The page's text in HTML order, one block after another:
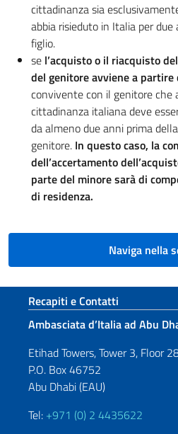
cittadinanza sia
abbia risieduto in Italia per
figlio.
se l’acquisto o il riacquisto
del genitore avviene a partire
convivente con il genitore che
cittadinanza italiana deve
da almeno due anni prima
genitore. In questo caso, la
dell’accertamento
parte del minore sarà di
di residenza.
Naviga nella
Sezione footer
Recapiti e Contatti
Ambasciata d’Italia ad Abu
Etihad Towers, Tower 3, Floor
P.O. Box 46752
Abu Dhabi (EAU)
Tel: +971 (0) 2 4435622